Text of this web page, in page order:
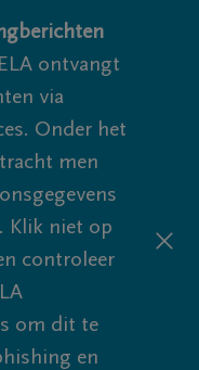
ontvangt
via
Onder het
men
Klik niet op
controleer
om dit te
en